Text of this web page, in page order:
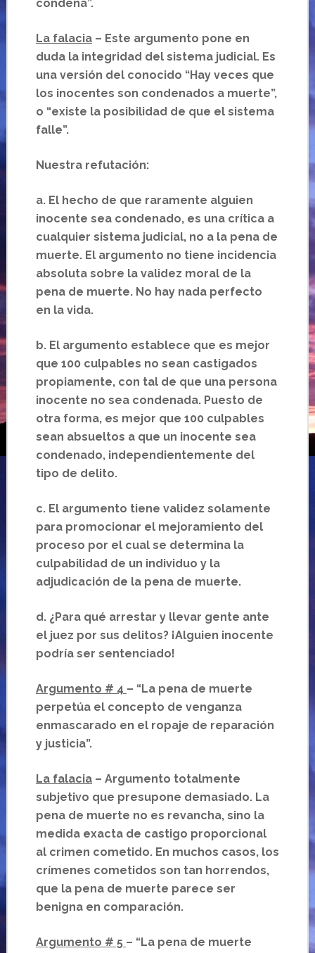
condena”.
La falacia– Este argumento pone en
duda la integridad del sistema judicial. Es
una versión del conocido “Hay veces que
los inocentes son condenados a muerte”,
o “existe la posibilidad de que el sistema
falle”.
Nuestra refutación:
a.El hecho de que raramente alguien
inocente sea condenado, es una crítica a
cualquier sistema judicial, no a la pena de
muerte. El argumento no tiene incidencia
absoluta sobre la validez moral de la
pena de muerte. No hay nada perfecto
en la vida.
b.El argumento establece que es mejor
que 100 culpables no sean castigados
propiamente, con tal de que una persona
inocente no sea condenada. Puesto de
otra forma, es mejor que 100 culpables
sean absueltos a que un inocente sea
condenado, independientemente del
tipo de delito.
c.El argumento tiene validez solamente
para promocionar el mejoramiento del
proceso por el cual se determina la
culpabilidad de un individuo y la
adjudicación de la pena de muerte.
d.¿Para qué arrestar y llevar gente ante
el juez por sus delitos? ¡Alguien inocente
podría ser sentenciado!
Argumento # 4 – “La pena de muerte
perpetúa el concepto de venganza
enmascarado en el ropaje de reparación
y justicia”.
La falacia– Argumento totalmente
subjetivo que presupone demasiado. La
pena de muerte no es revancha, sino la
medida exacta de castigo proporcional
al crimen cometido. En muchos casos, los
crímenes cometidos son tan horrendos,
que la pena de muerte parece ser
benigna en comparación.
Argumento # 5 – “La pena de muerte